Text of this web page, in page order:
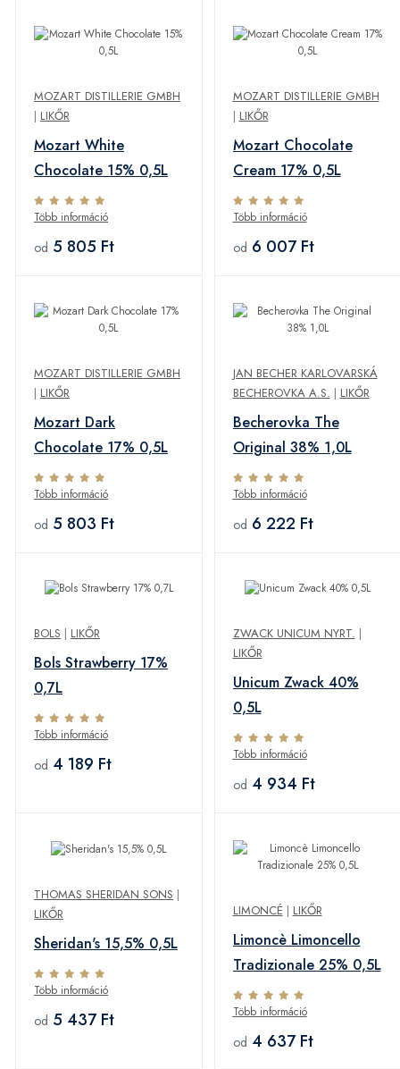
MOZART DISTILLERIE GMBH
| LIKŐR
Mozart White
Chocolate 15% 0,5L
Több információ
od 5 805 Ft
MOZART DISTILLERIE GMBH
| LIKŐR
Mozart Chocolate
Cream 17% 0,5L
Több információ
od 6 007 Ft
MOZART DISTILLERIE GMBH
| LIKŐR
Mozart Dark
Chocolate 17% 0,5L
Több információ
od 5 803 Ft
JAN BECHER KARLOVARSKÁ
BECHEROVKA A.S. | LIKŐR
Becherovka The
Original 38% 1,0L
Több információ
od 6 222 Ft
BOLS | LIKŐR
Bols Strawberry 17%
0,7L
Több információ
od 4 189 Ft
ZWACK UNICUM NYRT. |
LIKŐR
Unicum Zwack 40%
0,5L
Több információ
od 4 934 Ft
THOMAS SHERIDAN SONS |
LIKŐR
Sheridan's 15,5% 0,5L
Több információ
od 5 437 Ft
LIMONCÉ | LIKŐR
Limoncè Limoncello
Tradizionale 25% 0,5L
Több információ
od 4 637 Ft